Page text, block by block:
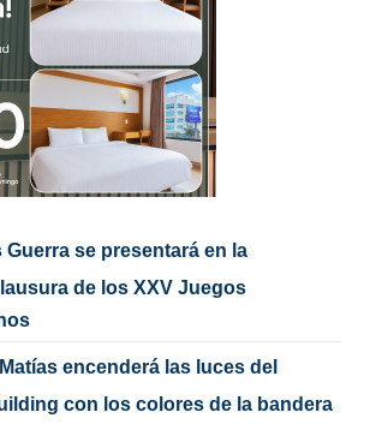
se presentará en la
de los XXV Juegos
encenderá las luces del
con los colores de la bandera